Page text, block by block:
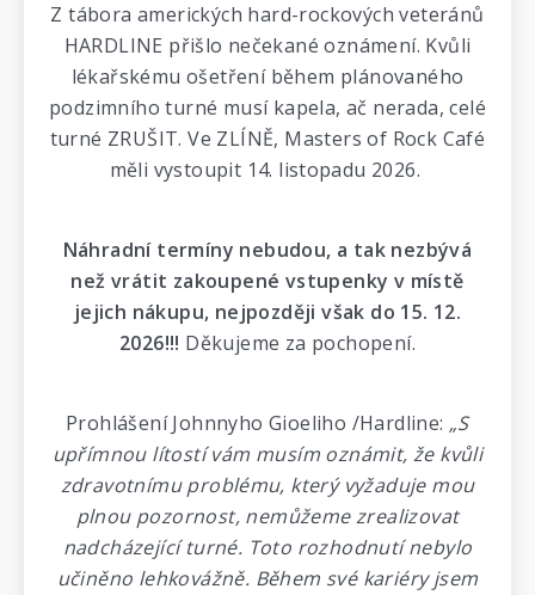
Z tábora amerických hard-rockových veteránů
HARDLINE přišlo nečekané oznámení. Kvůli
lékařskému ošetření během plánovaného
podzimního turné musí kapela, ač nerada, celé
turné ZRUŠIT. Ve ZLÍNĚ, Masters of Rock Café
měli vystoupit 14. listopadu 2026.
Náhradní termíny nebudou, a tak nezbývá
než vrátit zakoupené vstupenky v místě
jejich nákupu, nejpozději však do 15. 12.
2026!!! Děkujeme za pochopení.
Prohlášení Johnnyho Gioeliho /Hardline: „S
upřímnou lítostí vám musím oznámit, že kvůli
zdravotnímu problému, který vyžaduje mou
plnou pozornost, nemůžeme zrealizovat
nadcházející turné. Toto rozhodnutí nebylo
učiněno lehkovážně. Během své kariéry jsem